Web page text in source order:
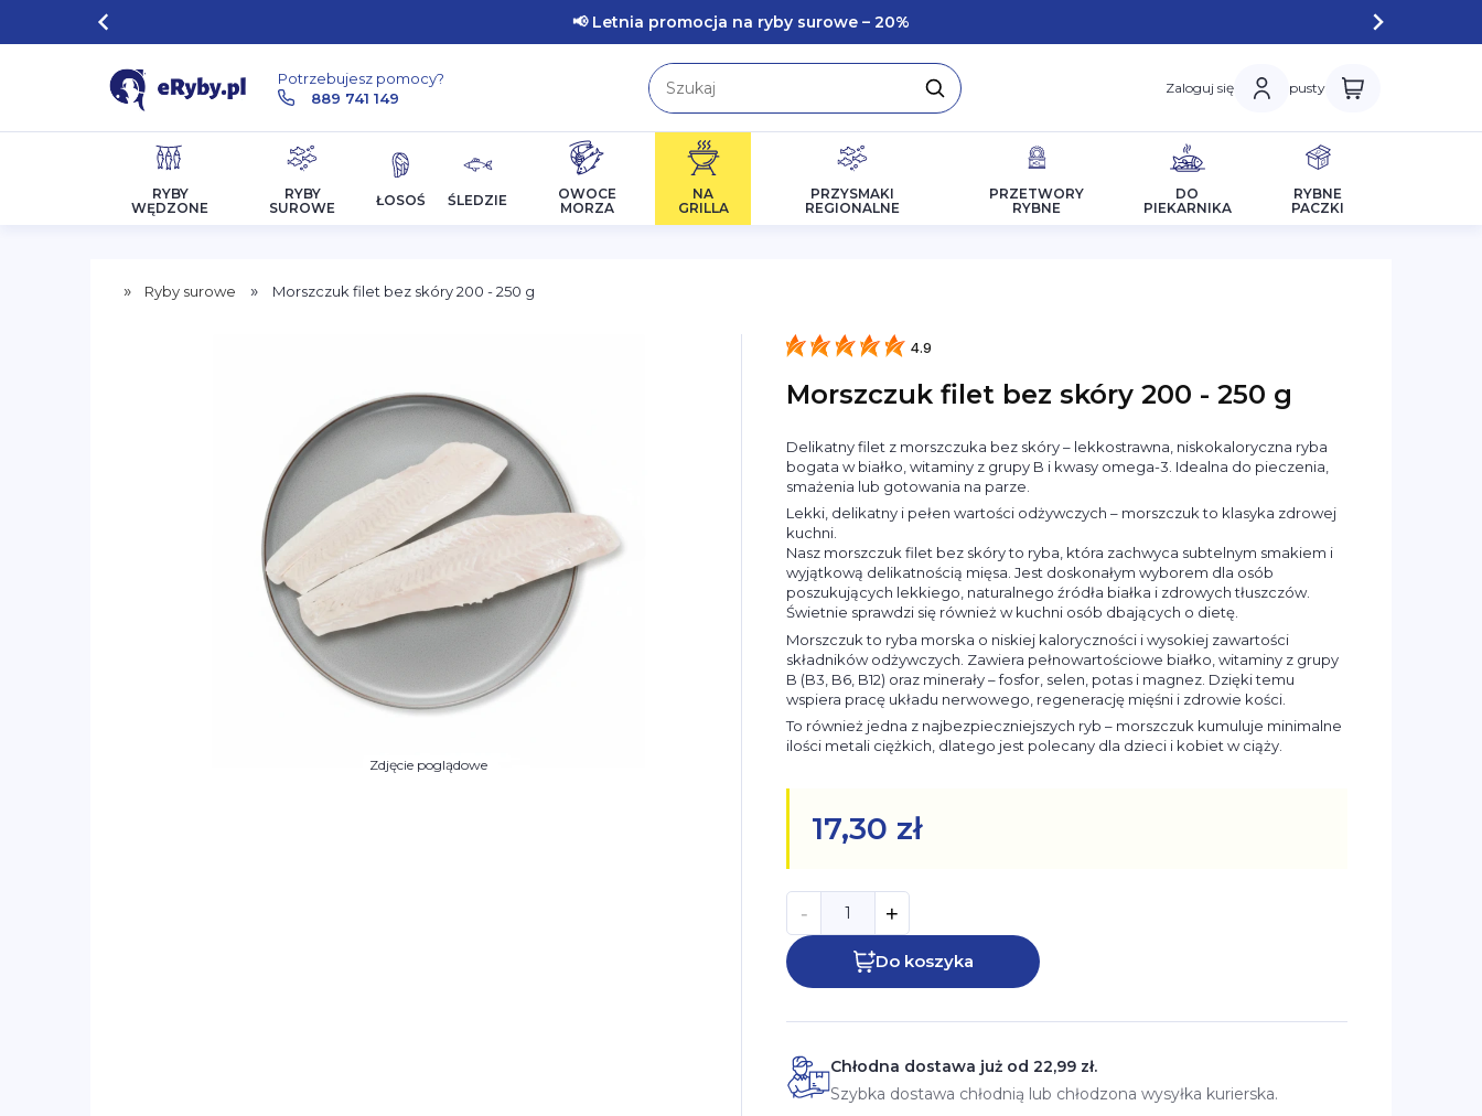
📢 Letnia promocja na ryby surowe – 20%
Potrzebujesz pomocy?
889 741 149
Zaloguj się pusty
RYBY
WĘDZONE
RYBY
SUROWE
ŁOSOŚ ŚLEDZIE
OWOCE
MORZA
NA
GRILLA
PRZYSMAKI
REGIONALNE
PRZETWORY
RYBNE
DO
PIEKARNIKA
RYBNE
PACZKI
» Ryby surowe » Morszczuk filet bez skóry 200 - 250 g
4.9
Morszczuk filet bez skóry 200 - 250 g
Delikatny filet z morszczuka bez skóry – lekkostrawna, niskokaloryczna ryba
bogata w białko, witaminy z grupy B i kwasy omega-3. Idealna do pieczenia,
smażenia lub gotowania na parze.
Lekki, delikatny i pełen wartości odżywczych – morszczuk to klasyka zdrowej
kuchni.
Nasz morszczuk filet bez skóry to ryba, która zachwyca subtelnym smakiem i
wyjątkową delikatnością mięsa. Jest doskonałym wyborem dla osób
poszukujących lekkiego, naturalnego źródła białka i zdrowych tłuszczów.
Świetnie sprawdzi się również w kuchni osób dbających o dietę.
Morszczuk to ryba morska o niskiej kaloryczności i wysokiej zawartości
składników odżywczych. Zawiera pełnowartościowe białko, witaminy z grupy
B (B3, B6, B12) oraz minerały – fosfor, selen, potas i magnez. Dzięki temu
wspiera pracę układu nerwowego, regenerację mięśni i zdrowie kości.
To również jedna z najbezpieczniejszych ryb – morszczuk kumuluje minimalne
ilości metali ciężkich, dlatego jest polecany dla dzieci i kobiet w ciąży.
17,30 zł
- +
Do koszyka
Chłodna dostawa już od 22,99 zł.
Szybka dostawa chłodnią lub chłodzona wysyłka kurierska.